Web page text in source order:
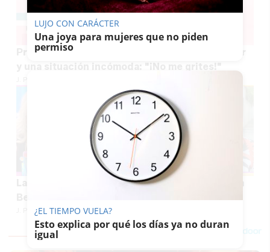
Preocupación por la situación de Aramis Fuster
y una situación incómoda: "¡No me grites!"
La bronca en directo entre Lydia Lozano y Rosa
Benito: "Eres una yonqui de la televisión"
J. P. LOZANO
LUJO CON CARÁCTER
Una joya para mujeres que no piden
permiso
¿EL TIEMPO VUELA?
Esto explica por qué los días ya no duran
igual